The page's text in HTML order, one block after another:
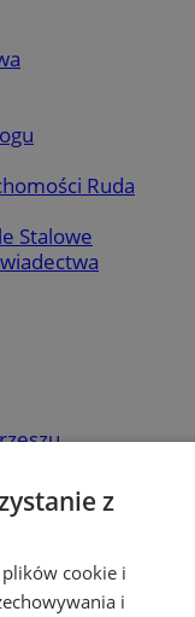
Ruda
Stalowe
z
cookie i
i